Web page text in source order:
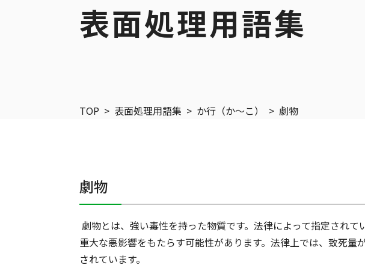
表面処理用語集
TOP > 表面処理用語集 > か行（か〜こ） > 劇物
劇物
劇物とは、強い毒性を持った物質です。法律によって指定され
重大な悪影響をもたらす可能性があります。法律上では、致死
されています。